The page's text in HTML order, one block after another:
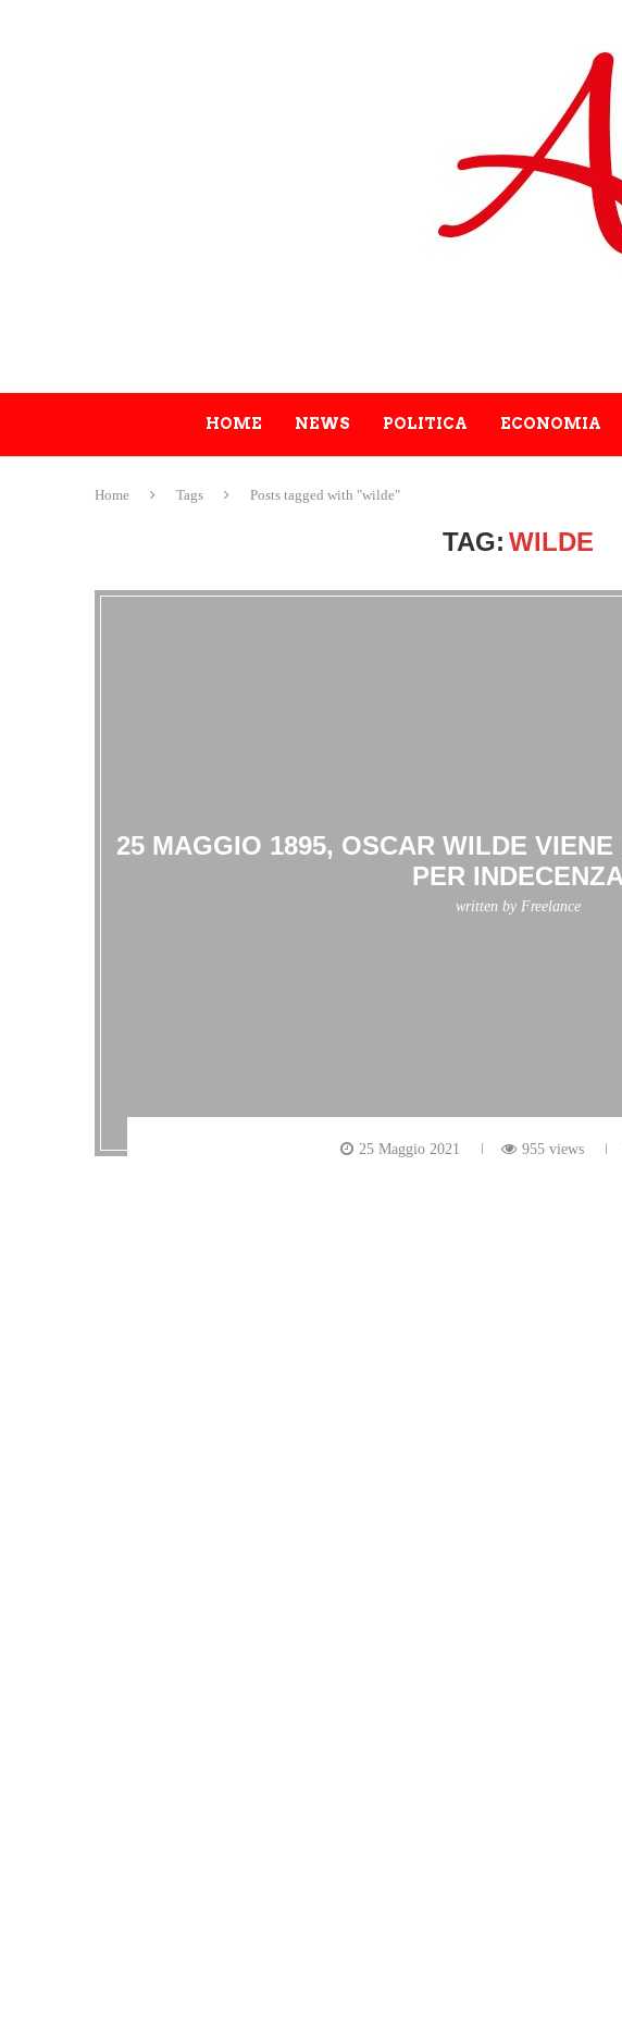
HOME NEWS POLITICA ECONOMIA
Home Tags Posts tagged with "wilde"
TAG: WILDE
25 MAGGIO 1895, OSCAR WILDE
PER INDECENZA
written by Freelance
25 Maggio 2021 955 views